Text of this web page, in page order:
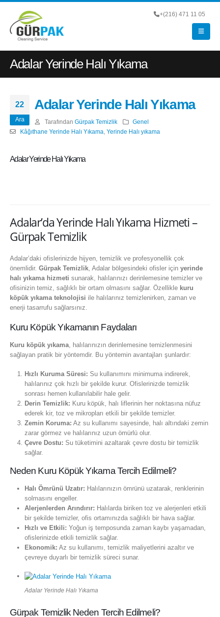
+(216) 471 11 05
Adalar Yerinde Halı Yıkama
22
Ara
Adalar Yerinde Halı Yıkama
Tarafından Gürpak Temizlik
Genel
Kâğıthane Yerinde Halı Yıkama Yerinde Halı yıkama
Adalar Yerinde Halı Yıkama
Adalar’da Yerinde Halı Yıkama Hizmeti –
Gürpak Temizlik
Adalar’daki ofislerinizde hijyen, temizlik ve profesyonellik çok
önemlidir. Gürpak Temizlik , Adalar bölgesindeki ofisler için yerinde
halı yıkama hizmeti sunarak, halılarınızı derinlemesine temizler ve
ofisinizin temiz, sağlıklı bir ortam olmasını sağlar. Özellikle kuru
köpük yıkama teknolojisi ile halılarınız temizlenirken, zaman ve
enerji tasarrufu sağlarsınız.
Kuru Köpük Yıkamanın Faydaları
Kuru köpük yıkama, halılarınızın derinlemesine temizlenmesini
sağlayan pratik bir yöntemdir. Bu yöntemin avantajları şunlardır:
Hızlı Kuruma Süresi: Su kullanımını minimuma indirerek,
halılarınız çok hızlı bir şekilde kurur. Ofislerinizde temizlik
sonrası hemen kullanılabilir hale gelir.
Derin Temizlik: Kuru köpük, halı liflerinin her noktasına nüfuz
ederek kir, toz ve mikropları etkili bir şekilde temizler.
Zemin Koruma: Az su kullanımı sayesinde, halı altındaki zemin
zarar görmez ve halılarınız uzun ömürlü olur.
Çevre Dostu: Su tüketimini azaltarak çevre dostu bir temizlik
sağlar.
Neden Kuru Köpük Yıkama Tercih Edilmeli?
Halı Ömrünü Uzatır: Halılarınızın ömrünü uzatarak, renklerinin
solmasını engeller.
Alerjenlerden Arındırır: Halılarda biriken toz ve alerjenleri etkili
bir şekilde temizler, ofis ortamınızda sağlıklı bir hava sağlar.
Hızlı ve Etkili: Yoğun iş temposunda zaman kaybı yaşamadan,
ofislerinizde etkili temizlik sağlar.
Ekonomik: Az su kullanımı, temizlik maliyetlerini azaltır ve
çevreye duyarlı bir temizlik süreci sunar.
Adalar Yerinde Halı Yıkama
Gürpak Temizlik Neden Tercih Edilmeli?